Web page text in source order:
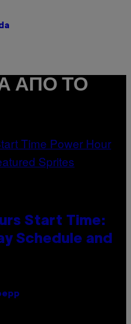
ΑΠΌ ΤΟ
Start Time:
Schedule and